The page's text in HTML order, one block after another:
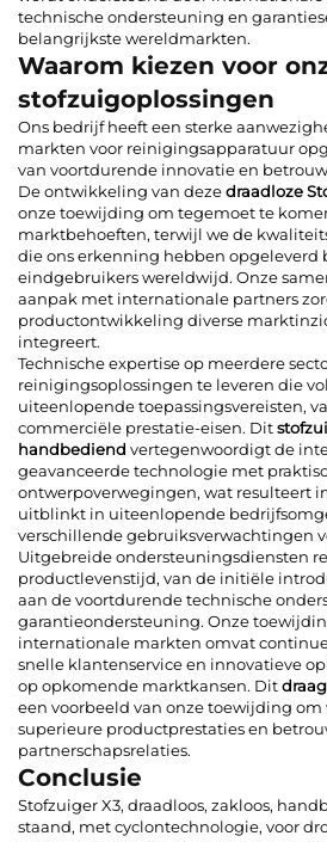
technische ondersteuning en
belangrijkste wereldmarkten.
Waarom kiezen voor
stofzuigoplossingen
Ons bedrijf heeft een sterke
markten voor reinigingsapparatuur
van voortdurende innovatie en
De ontwikkeling van dezedraadloze
onze toewijding om tegemoet te
marktbehoeften, terwijl we de
die ons erkenning hebben opgeleverd
eindgebruikers wereldwijd. Onze
aanpak met internationale partners
productontwikkeling diverse
integreert.
Technische expertise op meerdere
reinigingsoplossingen te leveren die
uiteenlopende toepassingsvereisten,
commerciële prestatie-eisen. Dit
handbediend vertegenwoordigt de
geavanceerde technologie met
ontwerpoverwegingen, wat resulteert
uitblinkt in uiteenlopende
verschillende gebruiksverwachtingen
Uitgebreide ondersteuningsdiensten
productlevenstijd, van de initiële
aan de voortdurende technische
garantieondersteuning. Onze
internationale markten omvat
snelle klantenservice en innovatieve
op opkomende marktkansen. Dit
een voorbeeld van onze toewijding om
superieure productprestaties en
partnerschapsrelaties.
Conclusie
Stofzuiger X3, draadloos, zakloos,
staand, met cyclontechnologie, voor